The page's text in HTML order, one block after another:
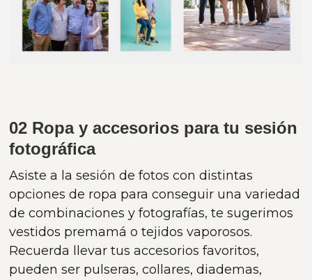
02 Ropa y accesorios para tu sesión
fotográfica
Asiste a la sesión de fotos con distintas
opciones de ropa para conseguir una variedad
de combinaciones y fotografías, te sugerimos
vestidos premamá o tejidos vaporosos.
Recuerda llevar tus accesorios favoritos,
pueden ser pulseras, collares, diademas,